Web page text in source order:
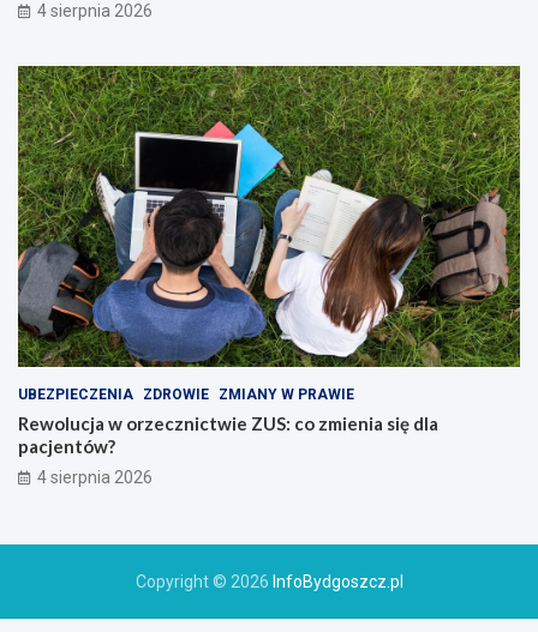
4 sierpnia 2026
UBEZPIECZENIA ZDROWIE ZMIANY W PRAWIE
Rewolucja w orzecznictwie ZUS: co zmienia się dla
pacjentów?
4 sierpnia 2026
Copyright © 2026 InfoBydgoszcz.pl